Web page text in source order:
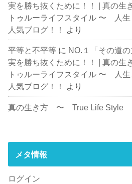
実を勝ち抜くために！！ | 真の
トゥルーライフスタイル 〜 人生
人気ブログ！！
より
平等と不平等 に NO.１「その道
実を勝ち抜くために！！ | 真の
トゥルーライフスタイル 〜 人生
人気ブログ！！
より
真の生き方 〜 True Life Style
メタ情報
ログイン